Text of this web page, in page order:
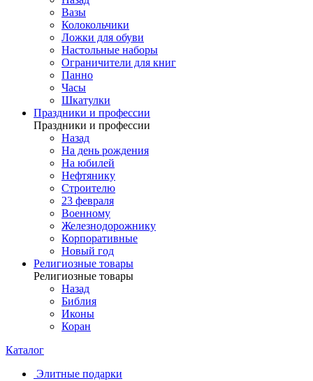
Вазы
Колокольчики
Ложки для обуви
Настольные наборы
Ограничители для книг
Панно
Часы
Шкатулки
Праздники и профессии
Праздники и профессии
Назад
На день рождения
На юбилей
Нефтянику
Строителю
23 февраля
Военному
Железнодорожнику
Корпоративные
Новый год
Религиозные товары
Религиозные товары
Назад
Библия
Иконы
Коран
Каталог
Элитные подарки